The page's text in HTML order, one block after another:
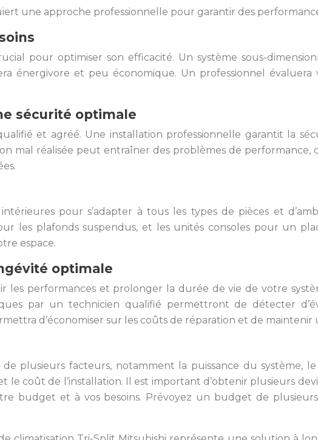
une approche professionnelle pour garantir des
pour optimiser son efficacité. Un système sous-
énergivore et peu économique. Un professionnel
sécurité optimale
et agréé. Une installation professionnelle garantit la
mal réalisée peut entraîner des problèmes de performance,
pour s’adapter à tous les types de pièces et
les plafonds suspendus, et les unités consoles pour un
espace.
optimale
les performances et prolonger la durée de vie de votre
par un technicien qualifié permettront de détecter
d’économiser sur les coûts de réparation et de
plusieurs facteurs, notamment la puissance du système,
le coût de l’installation. Il est important d’obtenir plusieurs
budget et à vos besoins. Prévoyez un budget de